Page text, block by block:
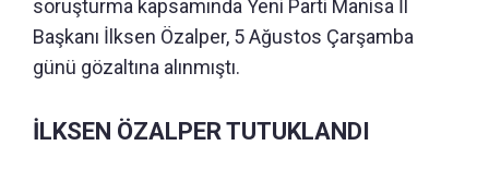
soruşturma kapsamında Yeni Parti Manisa İl
Başkanı İlksen Özalper, 5 Ağustos Çarşamba
günü gözaltına alınmıştı.
İLKSEN ÖZALPER TUTUKLANDI